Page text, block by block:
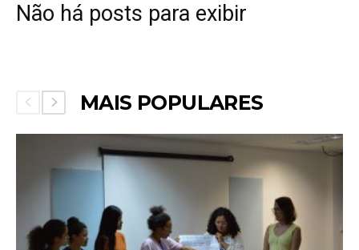
Não há posts para exibir
MAIS POPULARES